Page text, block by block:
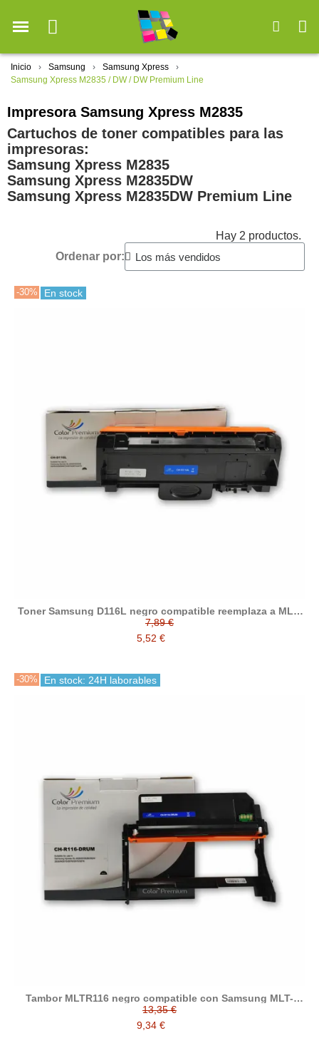
Inicio Samsung
Samsung Xpress
Samsung Xpress M2835 / DW / DW Premium Line
Impresora Samsung Xpress M2835
Cartuchos de toner compatibles para las
impresoras:
Samsung Xpress M2835
Samsung Xpress M2835DW
Samsung Xpress M2835DW Premium Line
Hay 2 productos.
Ordenar por:
-30% En stock
Toner Samsung D116L negro compatible reemplaza a MLT-
D116L
7,89 €
5,52 €
-30% En stock: 24H laborables
Tambor MLTR116 negro compatible con Samsung MLT-
R116/SEE
13,35 €
9,34 €